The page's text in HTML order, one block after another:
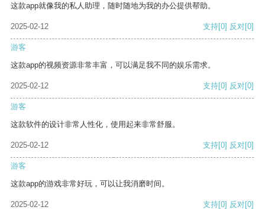
这款app就像我的私人助理，随时随地为我的办公提供帮助。
2025-02-12 支持[0] 反对[0]
游客
这款app的视频资源非常丰富，可以满足我不同的娱乐需求。
2025-02-12 支持[0] 反对[0]
游客
这款软件的设计非常人性化，使用起来非常舒服。
2025-02-12 支持[0] 反对[0]
游客
这款app的游戏非常好玩，可以让我消磨时间。
2025-02-12 支持[0] 反对[0]